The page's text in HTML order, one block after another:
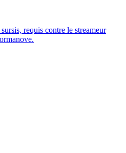
requis contre le streameur